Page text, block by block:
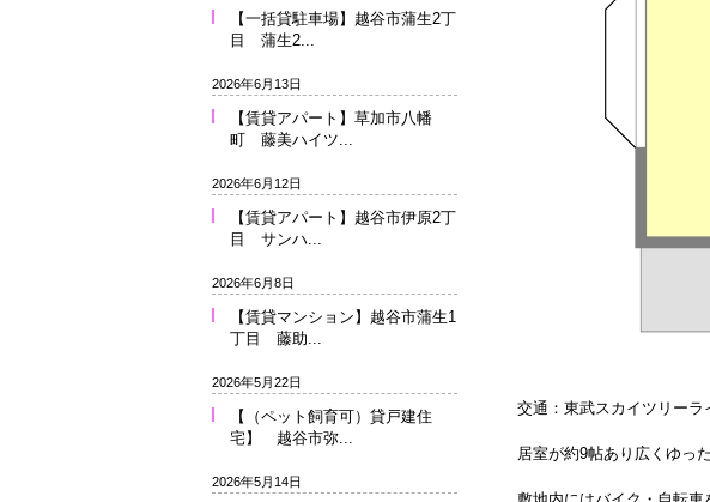
【一括貸駐車場】越谷市蒲生2丁
目 蒲生2...
2026年6月13日
【賃貸アパート】草加市八幡
町 藤美ハイツ...
2026年6月12日
【賃貸アパート】越谷市伊原2丁
目 サンハ...
2026年6月8日
【賃貸マンション】越谷市蒲生1
丁目 藤助...
2026年5月22日
【（ペット飼育可）貸戸建住
宅】 越谷市弥...
2026年5月14日
交通：東武スカイツリー
居室が約9帖あり広くゆっ